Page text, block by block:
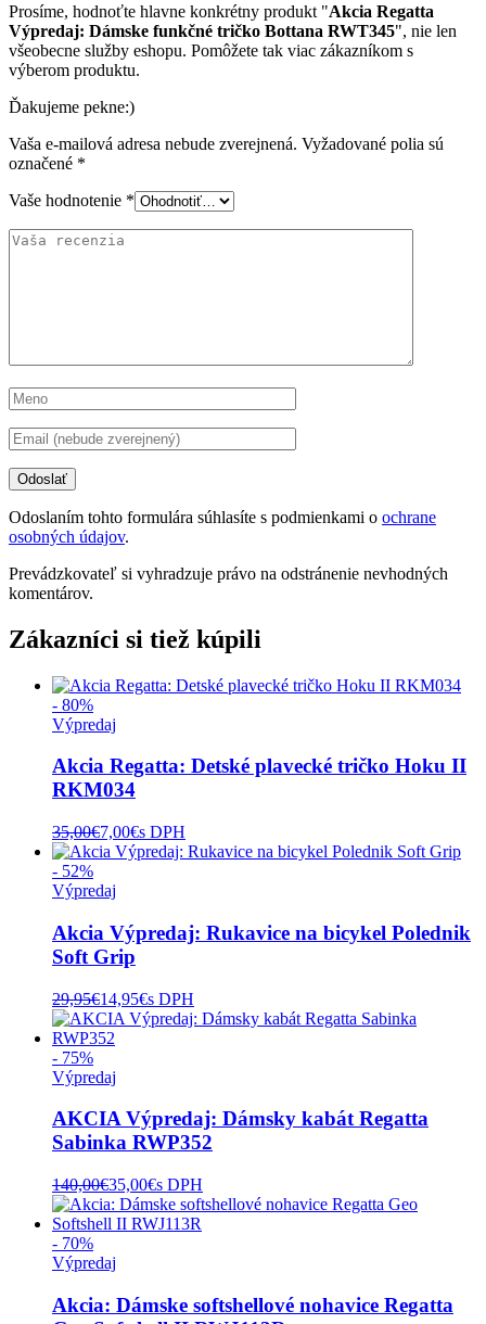
Prosíme, hodnoťte hlavne konkrétny produkt "Akcia Regatta
Výpredaj: Dámske funkčné tričko Bottana RWT345", nie len
všeobecne služby eshopu. Pomôžete tak viac zákazníkom s
výberom produktu.
Ďakujeme pekne:)
Vaša e-mailová adresa nebude zverejnená. Vyžadované polia sú
označené *
Vaše hodnotenie *
Odoslaním tohto formulára súhlasíte s podmienkami o ochrane
osobných údajov.
Prevádzkovateľ si vyhradzuje právo na odstránenie nevhodných
komentárov.
Zákazníci si tiež kúpili
- 80%
Výpredaj
Akcia Regatta: Detské plavecké tričko Hoku II
RKM034
35,00€7,00€s DPH
- 52%
Výpredaj
Akcia Výpredaj: Rukavice na bicykel Polednik
Soft Grip
29,95€14,95€s DPH
- 75%
Výpredaj
AKCIA Výpredaj: Dámsky kabát Regatta
Sabinka RWP352
140,00€35,00€s DPH
- 70%
Výpredaj
Akcia: Dámske softshellové nohavice Regatta